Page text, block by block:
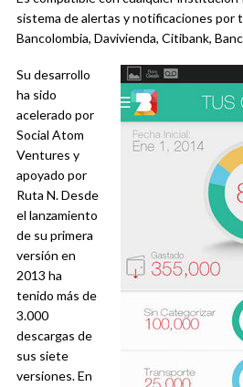
sistema de alertas y notificaciones por
Bancolombia, Davivienda, Citibank,
Su desarrollo
ha sido
acelerado por
Social Atom
Ventures y
apoyado por
Ruta N. Desde
el lanzamiento
de su primera
versión en
2013 ha
tenido más de
3.000
descargas de
sus siete
versiones. En